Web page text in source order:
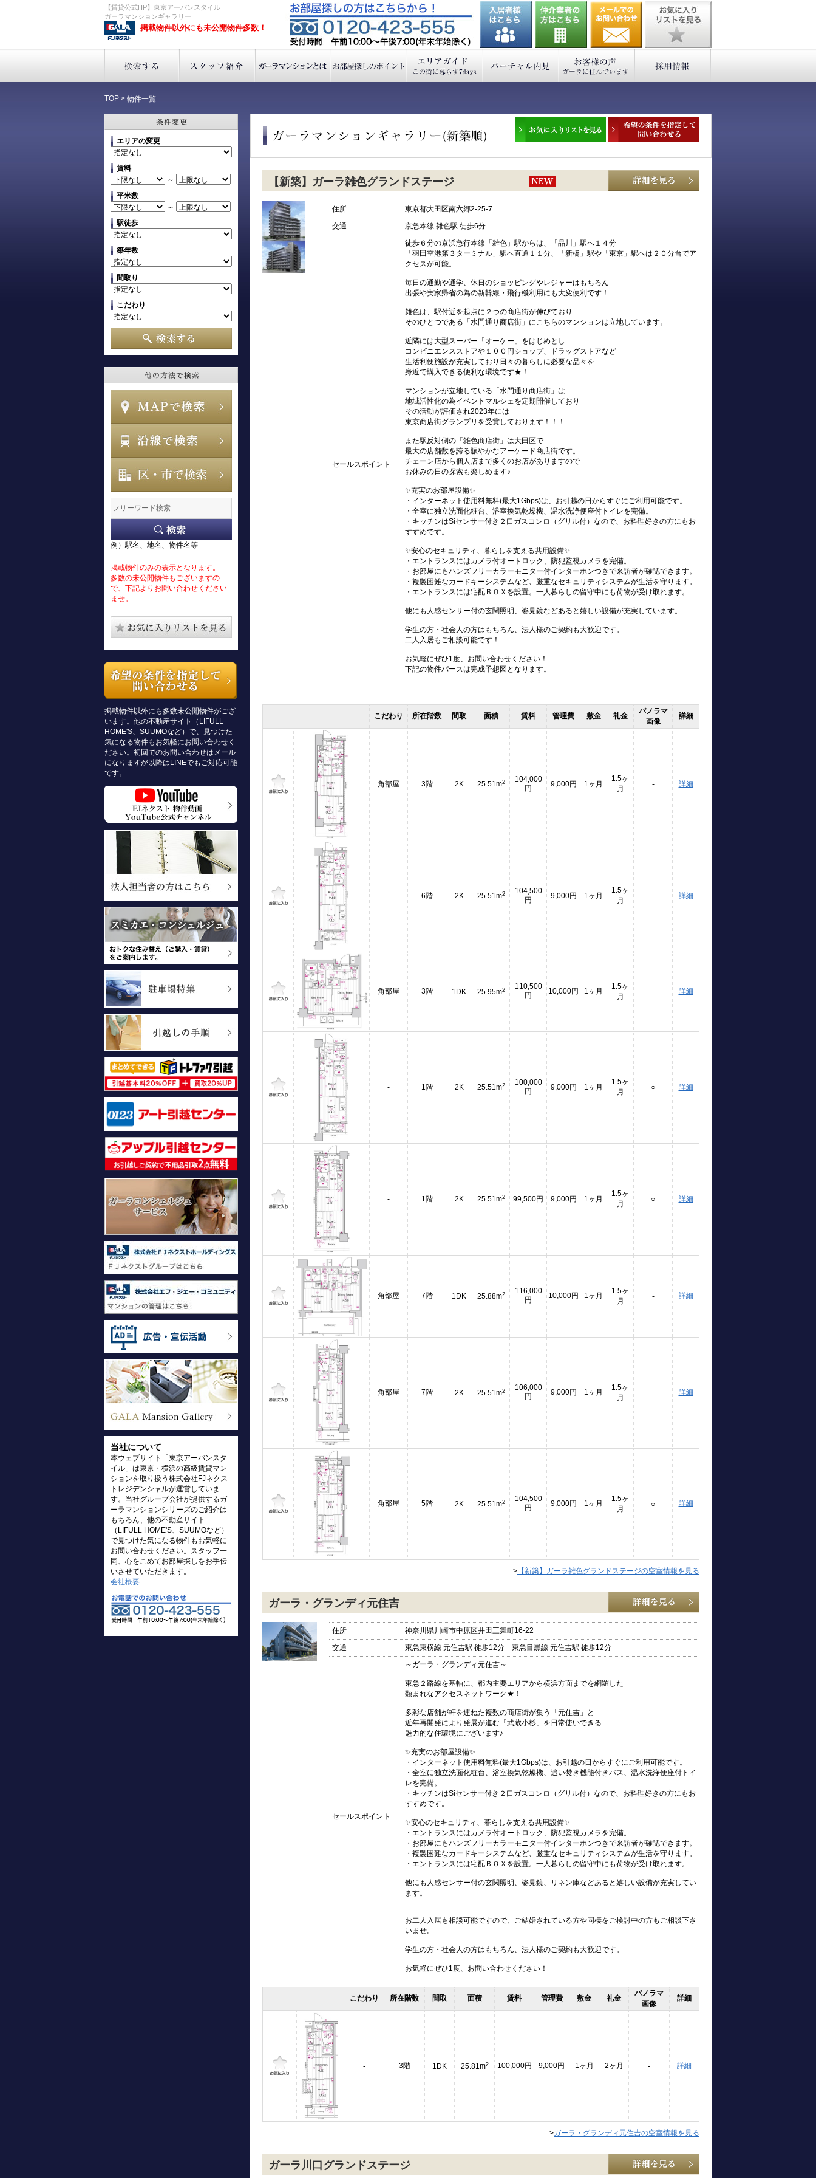
【賃貸公式HP】東京アーバンスタイル
ガーラマンションギャラリー
掲載物件以外にも未公開物件多数！
TOP > 物件一覧
エリアの変更
賃料
～
平米数
～
駅徒歩
築年数
間取り
こだわり
例）駅名、地名、物件名等
掲載物件のみの表示となります。
多数の未公開物件もございますの
で、下記よりお問い合わせください
ませ。
掲載物件以外にも多数未公開物件がござ
います。他の不動産サイト（LIFULL
HOME'S、SUUMOなど）で、見つけた
気になる物件もお気軽にお問い合わせく
ださい。初回でのお問い合わせはメール
になりますが以降はLINEでもご対応可能
です。
当社について
本ウェブサイト「東京アーバンスタ
イル」は東京・横浜の高級賃貸マン
ションを取り扱う株式会社FJネクス
トレジデンシャルが運営していま
す。当社グループ会社が提供するガ
ーラマンションシリーズのご紹介は
もちろん、他の不動産サイト
（LIFULL HOME'S、SUUMOなど）
で見つけた気になる物件もお気軽に
お問い合わせください。スタッフ一
同、心をこめてお部屋探しをお手伝
いさせていただきます。
会社概要
【新築】ガーラ雑色グランドステージ
住所
東京都大田区南六郷2-25-7
交通
京急本線 雑色駅 徒歩6分
セールスポイント
徒歩６分の京浜急行本線「雑色」駅からは、「品川」駅へ１４分
「羽田空港第３ターミナル」駅へ直通１１分、「新橋」駅や「東京」駅へは２０分台でア
クセスが可能。
毎日の通勤や通学、休日のショッピングやレジャーはもちろん
出張や実家帰省の為の新幹線・飛行機利用にも大変便利です！
雑色は、駅付近を起点に２つの商店街が伸びており
そのひとつである「水門通り商店街」にこちらのマンションは立地しています。
近隣には大型スーパー「オーケー」をはじめとし
コンビニエンスストアや１００円ショップ、ドラッグストアなど
生活利便施設が充実しており日々の暮らしに必要な品々を
身近で購入できる便利な環境です★！
マンションが立地している「水門通り商店街」は
地域活性化の為イベントマルシェを定期開催しており
その活動が評価され2023年には
東京商店街グランプリを受賞しております！！！
また駅反対側の「雑色商店街」は大田区で
最大の店舗数を誇る賑やかなアーケード商店街です。
チェーン店から個人店まで多くのお店がありますので
お休みの日の探索も楽しめます♪
✨充実のお部屋設備✨
・インターネット使用料無料(最大1Gbps)は、お引越の日からすぐにご利用可能です。
・全室に独立洗面化粧台、浴室換気乾燥機、温水洗浄便座付トイレを完備。
・キッチンはSiセンサー付き２口ガスコンロ（グリル付）なので、お料理好きの方にもお
すすめです。
✨安心のセキュリティ、暮らしを支える共用設備✨
・エントランスにはカメラ付オートロック、防犯監視カメラを完備。
・お部屋にもハンズフリーカラーモニター付インターホンつきで来訪者が確認できます。
・複製困難なカードキーシステムなど、厳重なセキュリティシステムが生活を守ります。
・エントランスには宅配ＢＯＸを設置。一人暮らしの留守中にも荷物が受け取れます。
他にも人感センサー付の玄関照明、姿見鏡などあると嬉しい設備が充実しています。
学生の方・社会人の方はもちろん、法人様のご契約も大歓迎です。
二人入居もご相談可能です！
お気軽にぜひ1度、お問い合わせください！
下記の物件パースは完成予想図となります。
こだわり 所在階数 間取 面積 賃料 管理費 敷金 礼金
パノラマ
画像
詳細
角部屋 3階 2K 25.51m2
104,000
円
9,000円 1ヶ月
1.5ヶ
月
- 詳細
- 6階 2K 25.51m2
104,500
円
9,000円 1ヶ月
1.5ヶ
月
- 詳細
角部屋 3階 1DK 25.95m2
110,500
円
10,000円 1ヶ月
1.5ヶ
月
- 詳細
- 1階 2K 25.51m2
100,000
円
9,000円 1ヶ月
1.5ヶ
月
○ 詳細
- 1階 2K 25.51m2 99,500円 9,000円 1ヶ月
1.5ヶ
月
○ 詳細
角部屋 7階 1DK 25.88m2
116,000
円
10,000円 1ヶ月
1.5ヶ
月
- 詳細
角部屋 7階 2K 25.51m2
106,000
円
9,000円 1ヶ月
1.5ヶ
月
- 詳細
角部屋 5階 2K 25.51m2
104,500
円
9,000円 1ヶ月
1.5ヶ
月
○ 詳細
> 【新築】ガーラ雑色グランドステージの空室情報を見る
ガーラ・グランディ元住吉
住所
神奈川県川崎市中原区井田三舞町16-22
交通
東急東横線 元住吉駅 徒歩12分 東急目黒線 元住吉駅 徒歩12分
セールスポイント
～ガーラ・グランディ元住吉～
東急２路線を基軸に、都内主要エリアから横浜方面までを網羅した
類まれなアクセスネットワーク★！
多彩な店舗が軒を連ねた複数の商店街が集う「元住吉」と
近年再開発により発展が進む「武蔵小杉」を日常使いできる
魅力的な住環境にございます♪
✨充実のお部屋設備✨
・インターネット使用料無料(最大1Gbps)は、お引越の日からすぐにご利用可能です。
・全室に独立洗面化粧台、浴室換気乾燥機、追い焚き機能付きバス、温水洗浄便座付トイ
レを完備。
・キッチンはSiセンサー付き２口ガスコンロ（グリル付）なので、お料理好きの方にもお
すすめです。
✨安心のセキュリティ、暮らしを支える共用設備✨
・エントランスにはカメラ付オートロック、防犯監視カメラを完備。
・お部屋にもハンズフリーカラーモニター付インターホンつきで来訪者が確認できます。
・複製困難なカードキーシステムなど、厳重なセキュリティシステムが生活を守ります。
・エントランスには宅配ＢＯＸを設置。一人暮らしの留守中にも荷物が受け取れます。
他にも人感センサー付の玄関照明、姿見鏡、リネン庫などあると嬉しい設備が充実してい
ます。
お二人入居も相談可能ですので、ご結婚されている方や同棲をご検討中の方もご相談下さ
いませ。
学生の方・社会人の方はもちろん、法人様のご契約も大歓迎です。
お気軽にぜひ1度、お問い合わせください！
こだわり 所在階数 間取 面積 賃料 管理費 敷金 礼金
パノラマ
画像
詳細
- 3階 1DK 25.81m2 100,000円 9,000円 1ヶ月 2ヶ月 - 詳細
>ガーラ・グランディ元住吉の空室情報を見る
ガーラ川口グランドステージ